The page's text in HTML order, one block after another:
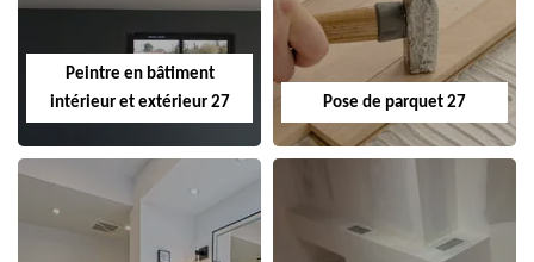
Peintre en bâtiment
intérieur et extérieur 27
Pose de parquet 27